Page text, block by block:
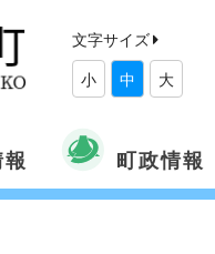
文字サイズ
小 中 大
町政情報